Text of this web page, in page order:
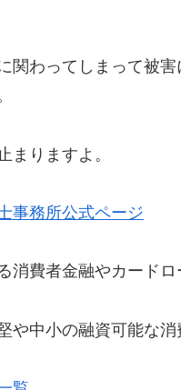
関わってしまって被
まりますよ。
事務所公式ページ
費者金融やカードロ
中小の融資可能な消